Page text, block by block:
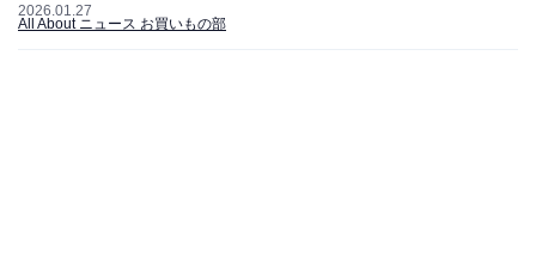
2026.01.27
All About ニュース お買いもの部